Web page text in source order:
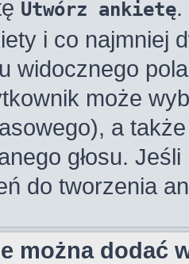
Utwórz ankietę.
i co najmniej
widocznego
może
a
głosu.
do tworzenia
można dodać